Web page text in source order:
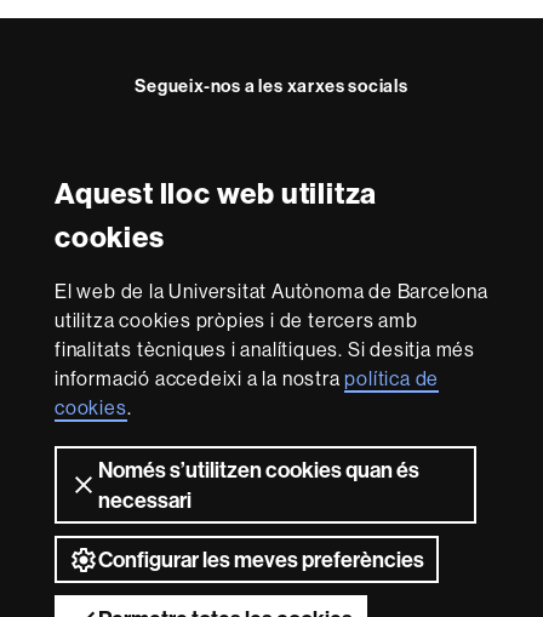
Aquest lloc web utilitza
cookies
El web de la Universitat Autònoma de Barcelona
utilitza cookies pròpies i de tercers amb
finalitats tècniques i analítiques. Si desitja més
informació accedeixi a la nostrapolítica de
cookies.
Només s’utilitzen cookies quan és
necessari
Configurar les meves preferències
Segueix-nos a les xarxes socials
Reconeixement internacional de l'excel·lència
in
Research
-
Euraxess
Amb el finançament de
Sobre
aquest
web
Avís legal
web Accessibilitat web Mapa del web UAB
2026 Universitat Autònoma de Barcelona